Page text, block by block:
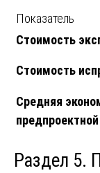
Показатель
Стоимость
Стоимость
Средняя
Раздел 5.